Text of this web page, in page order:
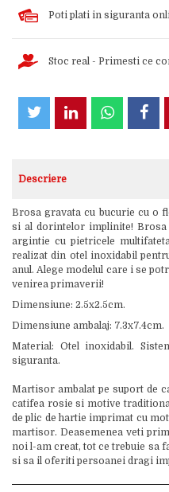
Poti plati in siguranta
Stoc real - Primesti ce
Descriere
Brosa gravata cu bucurie cu o
si al dorintelor implinite!
argintie cu pietricele
realizat din otel inoxidabil
anul. Alege modelul care i se
venirea primaverii!
Dimensiune: 2.5x2.5cm.
Dimensiune ambalaj: 7.3x7.4cm.
Material: Otel inoxidabil.
siguranta.
Martisor ambalat pe suport de
catifea rosie si motive
de plic de hartie imprimat cu
martisor. Deasemenea veti
noi l-am creat, tot ce trebuie sa
si sa il oferiti persoanei dragi